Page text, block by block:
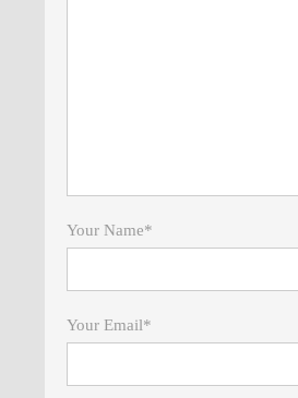
Your Name*
Your Email*